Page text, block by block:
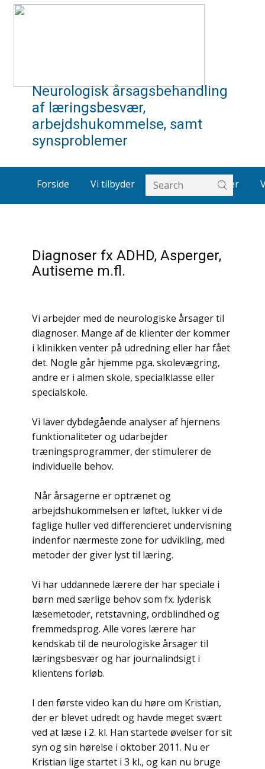
Neurologisk årsagsbehandling
af læringsbesvær,
arbejdshukommelse, samt
synsproblemer
Forside Vi tilbyder Om os Artikler
Diagnoser fx ADHD, Asperger,
Autiseme m.fl.
Vi arbejder med de neurologiske årsager til
diagnoser. Mange af de klienter der kommer
i klinikken venter på udredning eller har fået
det. Nogle går hjemme pga. skolevægring,
andre er i almen skole, specialklasse eller
specialskole.
Vi laver dybdegående analyser af hjernens
funktionaliteter og udarbejder
træningsprogrammer, der stimulerer de
individuelle behov.
Når årsagerne er optrænet og
arbejdshukommelsen er løftet, lukker vi de
faglige huller ved differencieret undervisning
indenfor nærmeste zone for udvikling, med
metoder der giver lyst til læring.
Vi har uddannede lærere der har speciale i
børn med særlige behov som fx. lyderisk
læsemetoder, retstavning, ordblindhed og
fremmedsprog. Alle vores lærere har
kendskab til de neurologiske årsager til
læringsbesvær og har journalindsigt i
klientens forløb.
I den første video kan du høre om Kristian,
der er blevet udredt og havde meget svært
ved at læse i 2. kl. Han startede øvelser for sit
syn og sin hørelse i oktober 2011. Nu er
Kristian lige startet i 3 kl., og kan nu bruge